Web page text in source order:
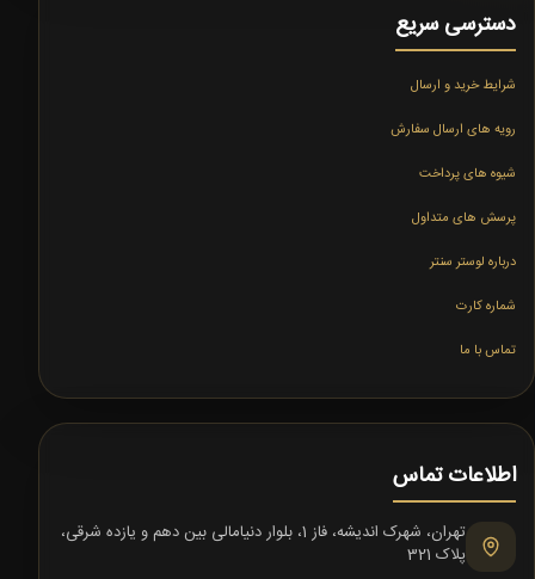
دسترسی سریع
شرایط خرید و ارسال
رویه های ارسال سفارش
شیوه های پرداخت
پرسش های متداول
درباره لوستر سنتر
شماره کارت
تماس با ما
اطلاعات تماس
تهران، شهرک اندیشه، فاز 1، بلوار دنیامالی بین دهم و یازده شرقی،
پلاک 321